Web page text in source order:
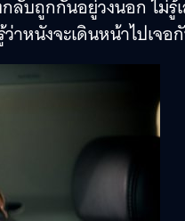
ลับถูกกันอยู่วงนอก ไม่รู้
าหนังจะเดินหน้าไปเจ